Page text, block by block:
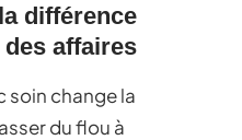
différence
affaires
soin change la
du flou à